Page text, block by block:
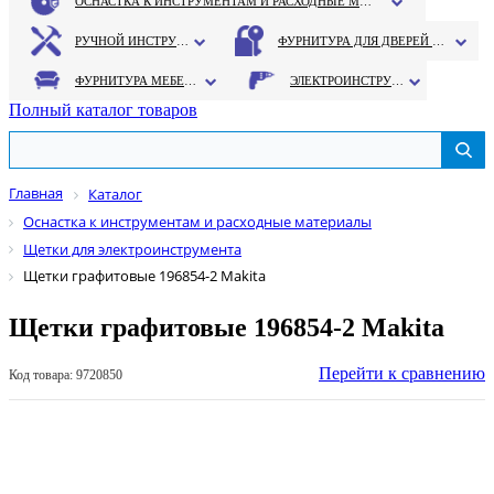
Полный каталог товаров
Главная
Каталог
Оснастка к инструментам и расходные материалы
Щетки для электроинструмента
Щетки графитовые 196854-2 Makita
Щетки графитовые 196854-2 Makita
Код товара: 9720850 Перейти к сравнению